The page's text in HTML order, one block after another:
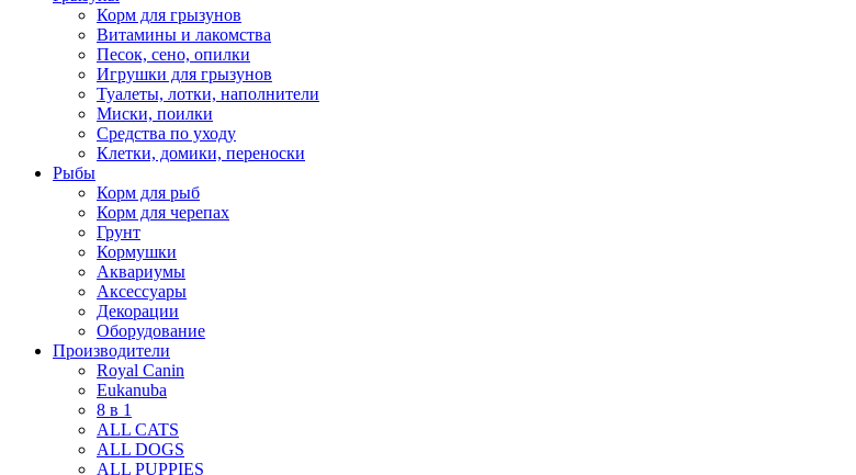
Корм для грызунов
Витамины и лакомства
Песок, сено, опилки
Игрушки для грызунов
Туалеты, лотки, наполнители
Миски, поилки
Средства по уходу
Клетки, домики, переноски
Рыбы
Корм для рыб
Корм для черепах
Грунт
Кормушки
Аквариумы
Аксессуары
Декорации
Оборудование
Производители
Royal Canin
Eukanuba
8 в 1
ALL CATS
ALL DOGS
ALL PUPPIES